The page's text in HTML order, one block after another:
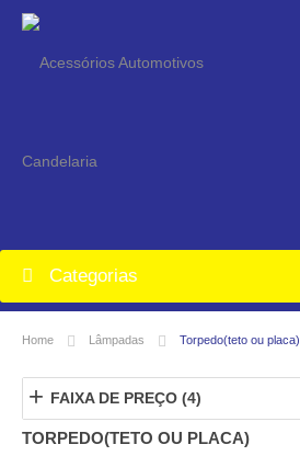
Categorias
Home Lâmpadas Torpedo(teto ou placa)
+ FAIXA DE PREÇO (4)
TORPEDO(TETO OU PLACA)